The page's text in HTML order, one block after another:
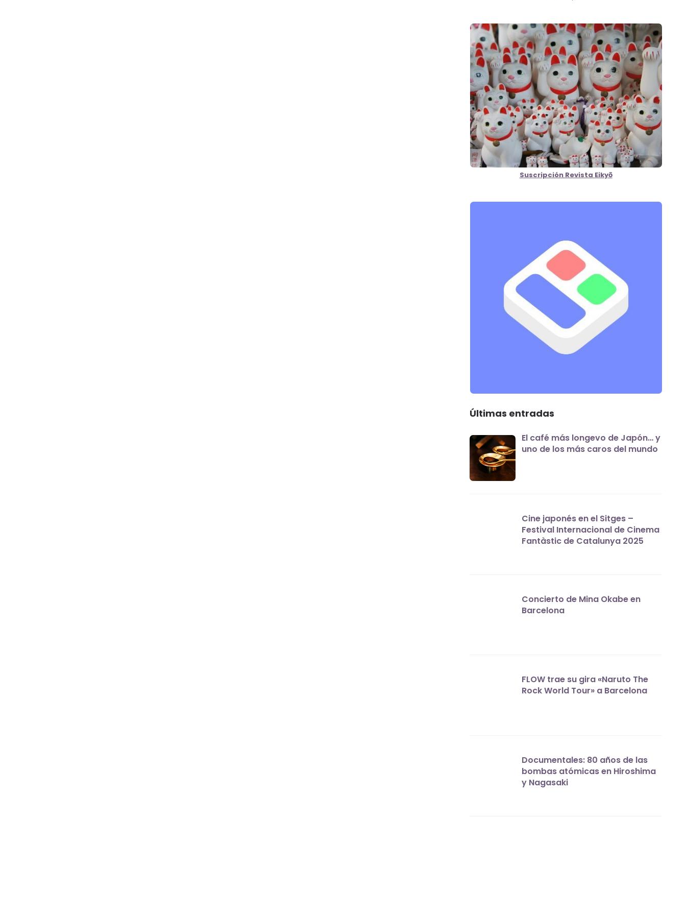
Suscripción Revista Eikyō
Últimas entradas
El café más longevo de Japón… y
uno de los más caros del mundo
Cine japonés en el Sitges –
Festival Internacional de Cinema
Fantàstic de Catalunya 2025
Concierto de Mina Okabe en
Barcelona
FLOW trae su gira «Naruto The
Rock World Tour» a Barcelona
Documentales: 80 años de las
bombas atómicas en Hiroshima
y Nagasaki